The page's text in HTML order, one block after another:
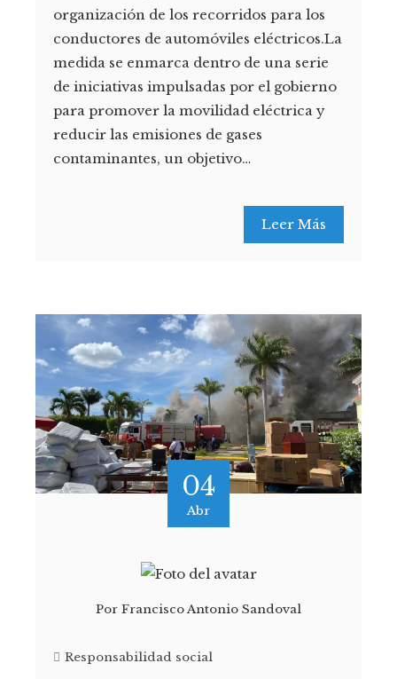
organización de los recorridos para los
conductores de automóviles eléctricos.La
medida se enmarca dentro de una serie
de iniciativas impulsadas por el gobierno
para promover la movilidad eléctrica y
reducir las emisiones de gases
contaminantes, un objetivo…
Leer Más
04
Abr
Por Francisco Antonio Sandoval
Responsabilidad social